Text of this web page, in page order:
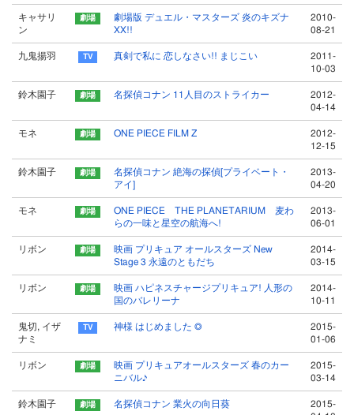
キャサリ
ン
劇場版 デュエル・マスターズ 炎のキズナ
XX!!
2010-
08-21
九鬼揚羽 真剣で私に 恋しなさい!! まじこい
2011-
10-03
鈴木園子 名探偵コナン 11人目のストライカー
2012-
04-14
モネ ONE PIECE FILM Z
2012-
12-15
鈴木園子
名探偵コナン 絶海の探偵[プライベート・
アイ]
2013-
04-20
モネ
ONE PIECE THE PLANETARIUM 麦わ
らの一味と星空の航海へ!
2013-
06-01
リボン
映画 プリキュア オールスターズ New
Stage 3 永遠のともだち
2014-
03-15
リボン
映画 ハピネスチャージプリキュア! 人形の
国のバレリーナ
2014-
10-11
鬼切, イザ
ナミ
神様 はじめました ◎
2015-
01-06
リボン
映画 プリキュアオールスターズ 春のカー
ニバル♪
2015-
03-14
鈴木園子 名探偵コナン 業火の向日葵
2015-